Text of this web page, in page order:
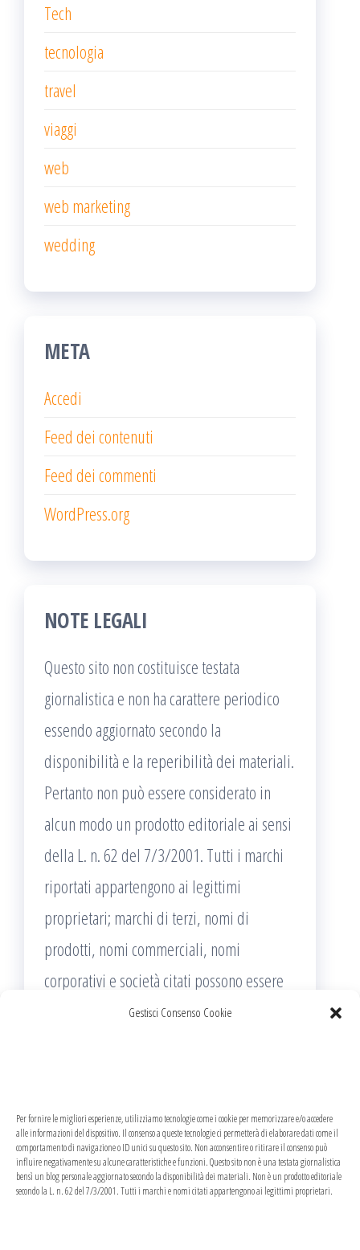
Gestisci Consenso Cookie
Per fornire le migliori esperienze, utilizziamo tecnologie come i cookie per memorizzare e/o accedere
alle informazioni del dispositivo. Il consenso a queste tecnologie ci permetterà di elaborare dati come il
comportamento di navigazione o ID unici su questo sito. Non acconsentire o ritirare il consenso può
influire negativamente su alcune caratteristiche e funzioni. Questo sito non è una testata giornalistica
bensì un blog personale aggiornato secondo la disponibilità dei materiali. Non è un prodotto editoriale
secondo la L. n. 62 del 7/3/2001. Tutti i marchi e nomi citati appartengono ai legittimi proprietari.
Tech
tecnologia
travel
viaggi
web
web marketing
wedding
META
Accedi
Feed dei contenuti
Feed dei commenti
WordPress.org
NOTE LEGALI
Questo sito non costituisce testata
giornalistica e non ha carattere periodico
essendo aggiornato secondo la
disponibilità e la reperibilità dei materiali.
Pertanto non può essere considerato in
alcun modo un prodotto editoriale ai sensi
della L. n. 62 del 7/3/2001. Tutti i marchi
riportati appartengono ai legittimi
proprietari; marchi di terzi, nomi di
prodotti, nomi commerciali, nomi
corporativi e società citati possono essere
marchi di proprietà dei rispettivi titolari o
di violazione dei diritti di Copyright vigenti.
Questo sito utilizza solo cookie tecnici, in
totale rispetto della normativa europea.